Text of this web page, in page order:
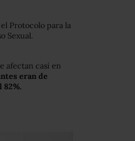
Protocolo para la
Sexual.
afectan casi en
eran de
82%.